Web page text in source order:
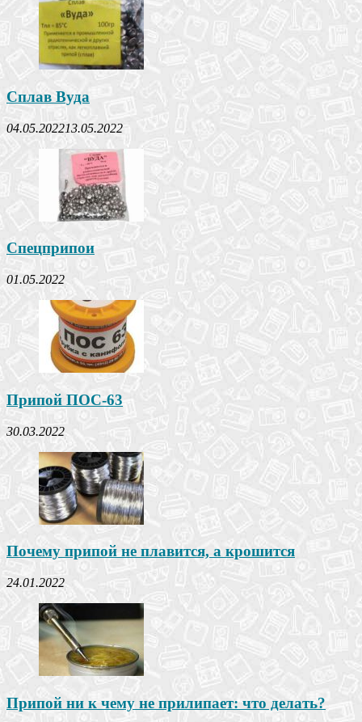
Сплав Вуда
04.05.202213.05.2022
Спецприпои
01.05.2022
Припой ПОС-63
30.03.2022
Почему припой не плавится, а крошится
24.01.2022
Припой ни к чему не прилипает: что делать?